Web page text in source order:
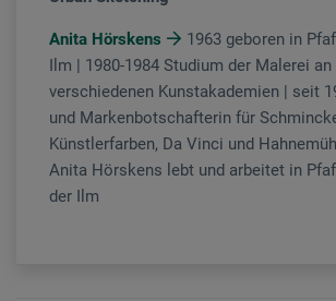
Anita Hörskens
1963 geboren in
Ilm | 1980-1984 Studium der Malerei an
verschiedenen Kunstakademien | seit
und Markenbotschafterin für
Künstlerfarben, Da Vinci und
Anita Hörskens lebt und arbeitet in
der Ilm